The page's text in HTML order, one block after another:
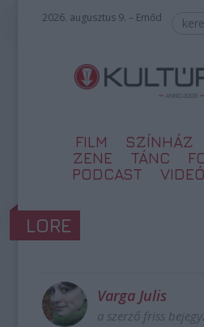
2026. augusztus 9. – Emőd
FILM SZÍNHÁZ
ZENE
TÁNC
PODCAST
VIDEÓ
LORE
Varga Julis
a szerző friss